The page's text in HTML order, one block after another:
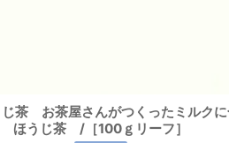
茶 お茶屋さんがつくったミルクに
ほうじ茶 /［100ｇリーフ］